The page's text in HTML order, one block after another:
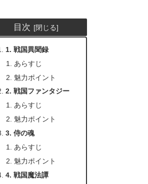
目次
1. 戦国異聞録
あらすじ
魅力ポイント
2. 戦国ファンタジー
あらすじ
魅力ポイント
3. 侍の魂
あらすじ
魅力ポイント
4. 戦国魔法譚